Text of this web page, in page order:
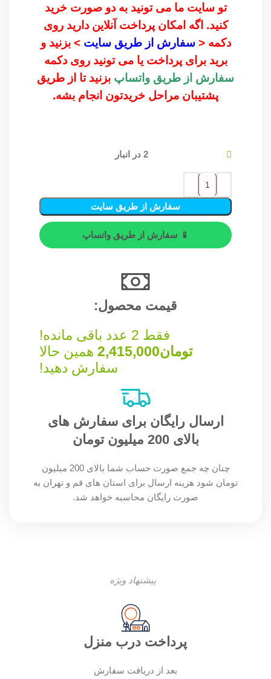
تو سایت ما می تونید به دو صورت خرید
کنید. اگه امکان پرداخت آنلاین دارید روی
دکمه <سفارش از طریق سایت> بزنید و
برید برای پرداخت یا می تونید روی دکمه
سفارش از طریق واتساپ بزنید تا از طریق
پشتیبان مراحل خریدتون انجام بشه.
2 در انبار
سفارش از طریق سایت
📱 سفارش از طریق واتساپ
قیمت محصول:​
فقط 2 عدد باقی مانده!
تومان2,415,000 همین حالا
سفارش دهید!
ارسال رایگان برای سفارش های
بالای 200 میلیون تومان
چنان چه جمع صورت حساب شما بالای 200 میلیون
تومان شود هزینه ارسال برای استان های قم و تهران به
صورت رایگان محاسبه خواهد شد.
پیشنهاد ویژه
پرداخت درب منزل
بعد از دریافت سفارش